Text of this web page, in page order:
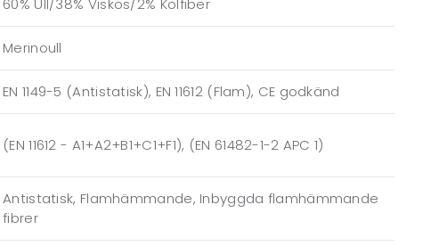
60% Ull/38% Viskos/2% Kolfiber
Merinoull
EN 1149-5 (Antistatisk), EN 11612 (Flam), CE godkänd
(EN 11612 - A1+A2+B1+C1+F1), (EN 61482-1-2 APC 1)
Antistatisk, Flamhämmande, Inbyggda flamhämmande
fibrer